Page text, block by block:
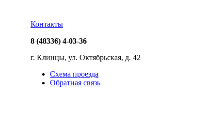
Контакты
8 (48336) 4-03-36
г. Клинцы, ул. Октябрьская, д. 42
Схема проезда
Обратная связь